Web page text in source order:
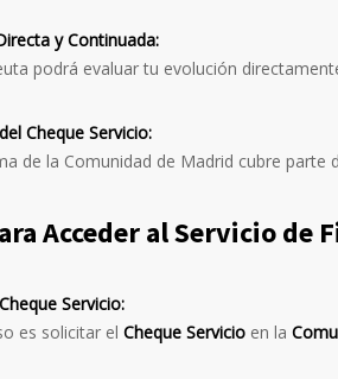
y Continuada:
podrá evaluar tu evolución
Cheque Servicio:
de la Comunidad de Madrid cubre
Acceder al Servicio
Servicio:
es solicitar el Cheque Servicio en la